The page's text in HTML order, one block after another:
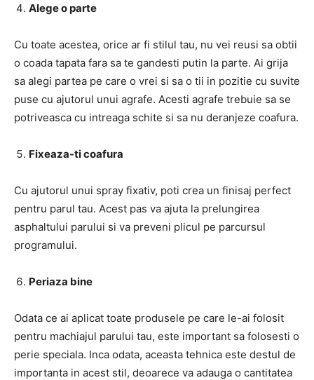
Alege o parte
Cu toate acestea, orice ar fi stilul tau, nu vei reusi sa obtii
o coada tapata fara sa te gandesti putin la parte. Ai grija
sa alegi partea pe care o vrei si sa o tii in pozitie cu suvite
puse cu ajutorul unui agrafe. Acesti agrafe trebuie sa se
potriveasca cu intreaga schite si sa nu deranjeze coafura.
Fixeaza-ti coafura
Cu ajutorul unui spray fixativ, poti crea un finisaj perfect
pentru parul tau. Acest pas va ajuta la prelungirea
asphaltului parului si va preveni plicul pe parcursul
programului.
Periaza bine
Odata ce ai aplicat toate produsele pe care le-ai folosit
pentru machiajul parului tau, este important sa folosesti o
perie speciala. Inca odata, aceasta tehnica este destul de
importanta in acest stil, deoarece va adauga o cantitatea